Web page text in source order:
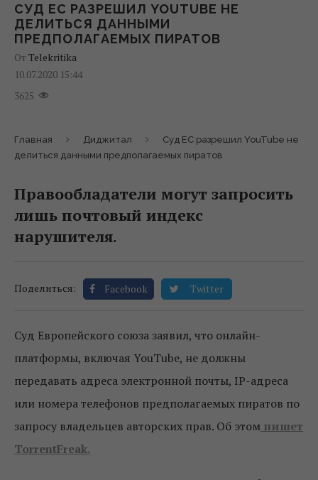
СУД EC РАЗРЕШИЛ YOUTUBE НЕ
ДЕЛИТЬСЯ ДАННЫМИ
ПРЕДПОЛАГАЕМЫХ ПИРАТОВ
От Telekritika
10.07.2020 15:44
3625
Главная Диджитал
Суд EC разрешил YouTube не
делиться данными предполагаемых пиратов
Правообладатели могут запросить
лишь почтовый индекс
нарушителя.
Поделиться: Facebook Twitter
Суд Европейского союза заявил, что онлайн-
платформы, включая YouTube, не должны
передавать адреса электронной почты, IP-адреса
или номера телефонов предполагаемых пиратов по
запросу владельцев авторских прав. Об этом пишет
TorrentFreak.